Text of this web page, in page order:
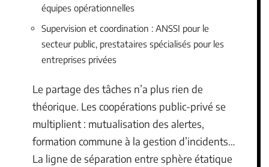
équipes opérationnelles
Supervision et coordination : ANSSI pour le
secteur public, prestataires spécialisés pour les
entreprises privées
Le partage des tâches n’a plus rien de
théorique. Les coopérations public-privé se
multiplient : mutualisation des alertes,
formation commune à la gestion d’incidents…
La ligne de séparation entre sphère étatique